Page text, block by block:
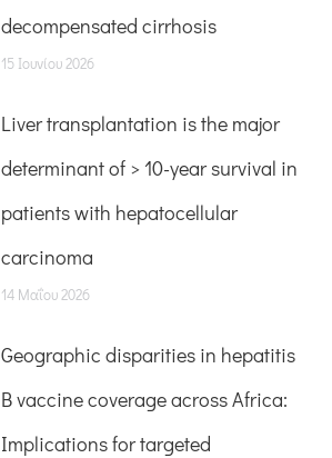
decompensated cirrhosis
15 Ιουνίου 2026
Liver transplantation is the major
determinant of > 10-year survival in
patients with hepatocellular
carcinoma
14 Μαΐου 2026
Geographic disparities in hepatitis
B vaccine coverage across Africa:
Implications for targeted